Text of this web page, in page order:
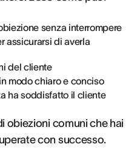
senza interrompere
assicurarsi di averla
del cliente
modo chiaro e conciso
ha soddisfatto il cliente
obiezioni comuni che hai
con successo.